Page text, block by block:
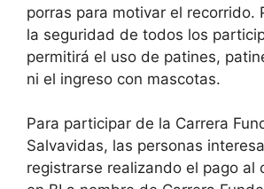
porras para motivar el recorrido.
la seguridad de todos los
permitirá el uso de patines,
ni el ingreso con mascotas.
Para participar de la Carrera
Salvavidas, las personas
registrarse realizando el pago al